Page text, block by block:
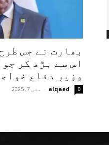
بھارت نے جس
اس سے بڑھ کر
وزیر دفاع
alqaed
- مئی 7, 2025 0